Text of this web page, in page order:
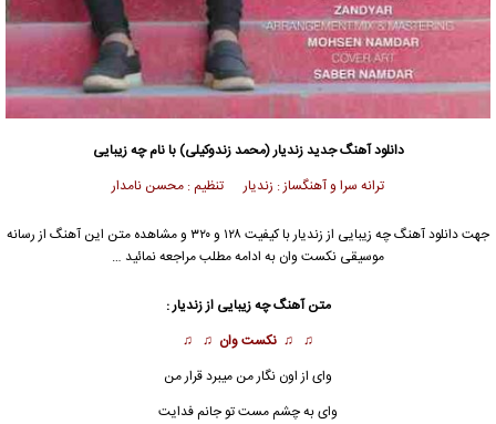
دانلود آهنگ جدیدزندیار(محمد زندوکیلی) با نام چه زیبایی
ترانه سرا و آهنگساز : زندیار تنظیم : محسن نامدار
جهت دانلود آهنگ چه زیبایی از زندیار
با کیفیت ۱۲۸ و ۳۲۰ و مشاهده متن این آهنگ از رسانه
موسیقی نکست وان به ادامه مطلب مراجعه نمائید …
متن آهنگچه زیبایی از زندیار :
♫ ♫ نکست وان ♫ ♫
وای از اون نگار من میبرد قرار من
وای به چشم مست تو جانم فدایت